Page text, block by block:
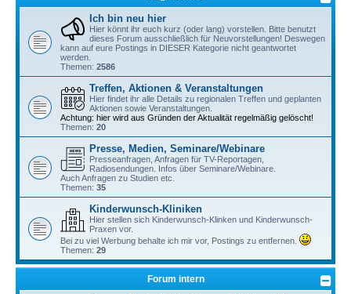
Ich bin neu hier
Hier könnt ihr euch kurz (oder lang) vorstellen. Bitte benutzt
dieses Forum ausschließlich für Neuvorstellungen! Deswegen
kann auf eure Postings in DIESER Kategorie nicht geantwortet
werden.
Themen: 2586
Treffen, Aktionen & Veranstaltungen
Hier findet ihr alle Details zu regionalen Treffen und geplanten
Aktionen sowie Veranstaltungen.
Achtung: hier wird aus Gründen der Aktualität regelmäßig gelöscht!
Themen: 20
Presse, Medien, Seminare/Webinare
Presseanfragen, Anfragen für TV-Reportagen,
Radiosendungen. Infos über Seminare/Webinare.
Auch Anfragen zu Studien etc.
Themen: 35
Kinderwunsch-Kliniken
Hier stellen sich Kinderwunsch-Klinken und Kinderwunsch-
Praxen vor.
Bei zu viel Werbung behalte ich mir vor, Postings zu entfernen.
Themen: 29
Forum intern